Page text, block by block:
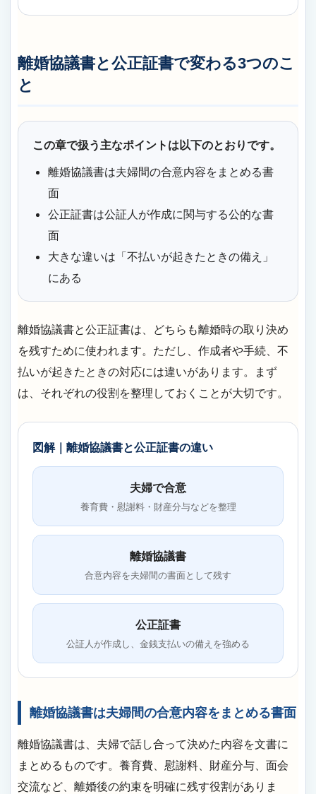
離婚協議書と公正証書で変わる3つのこ
と
この章で扱う主なポイントは以下のとおりです。
離婚協議書は夫婦間の合意内容をまとめる書
面
公正証書は公証人が作成に関与する公的な書
面
大きな違いは「不払いが起きたときの備え」
にある
離婚協議書と公正証書は、どちらも離婚時の取り決め
を残すために使われます。ただし、作成者や手続、不
払いが起きたときの対応には違いがあります。まず
は、それぞれの役割を整理しておくことが大切です。
図解｜離婚協議書と公正証書の違い
夫婦で合意
養育費・慰謝料・財産分与などを整理
離婚協議書
合意内容を夫婦間の書面として残す
公正証書
公証人が作成し、金銭支払いの備えを強める
離婚協議書は夫婦間の合意内容をまとめる書面
離婚協議書は、夫婦で話し合って決めた内容を文書に
まとめるものです。養育費、慰謝料、財産分与、面会
交流など、離婚後の約束を明確に残す役割がありま